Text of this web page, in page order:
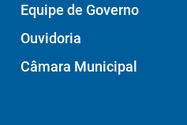
Equipe de Governo
Ouvidoria
Câmara Municipal